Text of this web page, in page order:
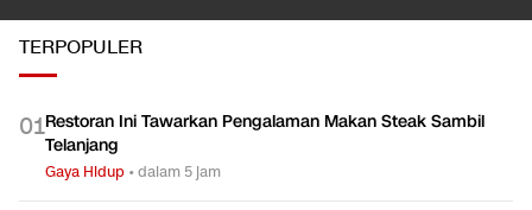
TERPOPULER
01Restoran Ini Tawarkan Pengalaman Makan Steak Sambil
Telanjang
Gaya Hidup •dalam 5 jam